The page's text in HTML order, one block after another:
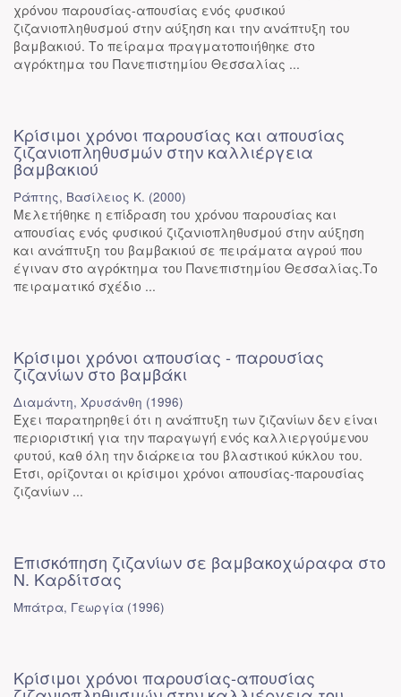
χρόνου παρουσίας-απουσίας ενός φυσικού
ζιζανιοπληθυσμού στην αύξηση και την ανάπτυξη του
βαμβακιού. Το πείραμα πραγματοποιήθηκε στο
αγρόκτημα του Πανεπιστημίου Θεσσαλίας ...
Κρίσιμοι χρόνοι παρουσίας και απουσίας
ζιζανιοπληθυσμών στην καλλιέργεια
βαμβακιού
Ράπτης, Βασίλειος Κ. (2000)
Μελετήθηκε η επίδραση του χρόνου παρουσίας και
απουσίας ενός φυσικού ζιζανιοπληθυσμού στην αύξηση
και ανάπτυξη του βαμβακιού σε πειράματα αγρού που
έγιναν στο αγρόκτημα του Πανεπιστημίου Θεσσαλίας.Το
πειραματικό σχέδιο ...
Κρίσιμοι χρόνοι απουσίας - παρουσίας
ζιζανίων στο βαμβάκι
Διαμάντη, Χρυσάνθη (1996)
Έχει παρατηρηθεί ότι η ανάπτυξη των ζιζανίων δεν είναι
περιοριστική για την παραγωγή ενός καλλιεργούμενου
φυτού, καθ όλη την διάρκεια του βλαστικού κύκλου του.
Ετσι, ορίζονται οι κρίσιμοι χρόνοι απουσίας-παρουσίας
ζιζανίων ...
Επισκόπηση ζιζανίων σε βαμβακοχώραφα στο
Ν. Καρδίτσας
Μπάτρα, Γεωργία (1996)
Κρίσιμοι χρόνοι παρουσίας-απουσίας